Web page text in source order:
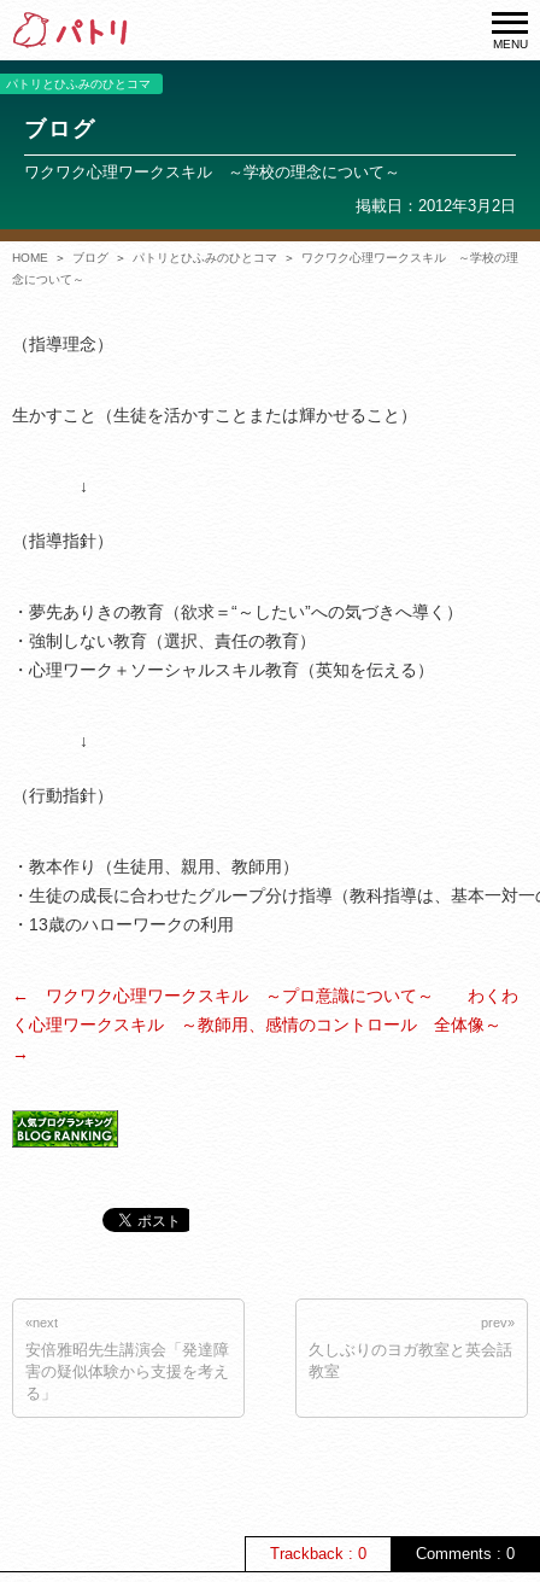
MENU
パトリとひふみのひとコマ
ブログ
ワクワク心理ワークスキル ～学校の理念について～
掲載日：2012年3月2日
HOME ブログ パトリとひふみのひとコマ
ワクワク心理ワークスキル ～学校の理
念について～
（指導理念）
生かすこと（生徒を活かすことまたは輝かせること）
↓
（指導指針）
・夢先ありきの教育（欲求＝“～したい”への気づきへ導く）
・強制しない教育（選択、責任の教育）
・心理ワーク＋ソーシャルスキル教育（英知を伝える）
↓
（行動指針）
・教本作り（生徒用、親用、教師用）
・生徒の成長に合わせたグループ分け指導（教科指導は、基本一対
・13歳のハローワークの利用
← ワクワク心理ワークスキル ～プロ意識について～
わくわ
く心理ワークスキル ～教師用、感情のコントロール 全体像～
→
«next
安倍雅昭先生講演会「発達障
害の疑似体験から支援を考え
る」
prev»
久しぶりのヨガ教室と英会話
教室
Comments : 0
Trackback : 0